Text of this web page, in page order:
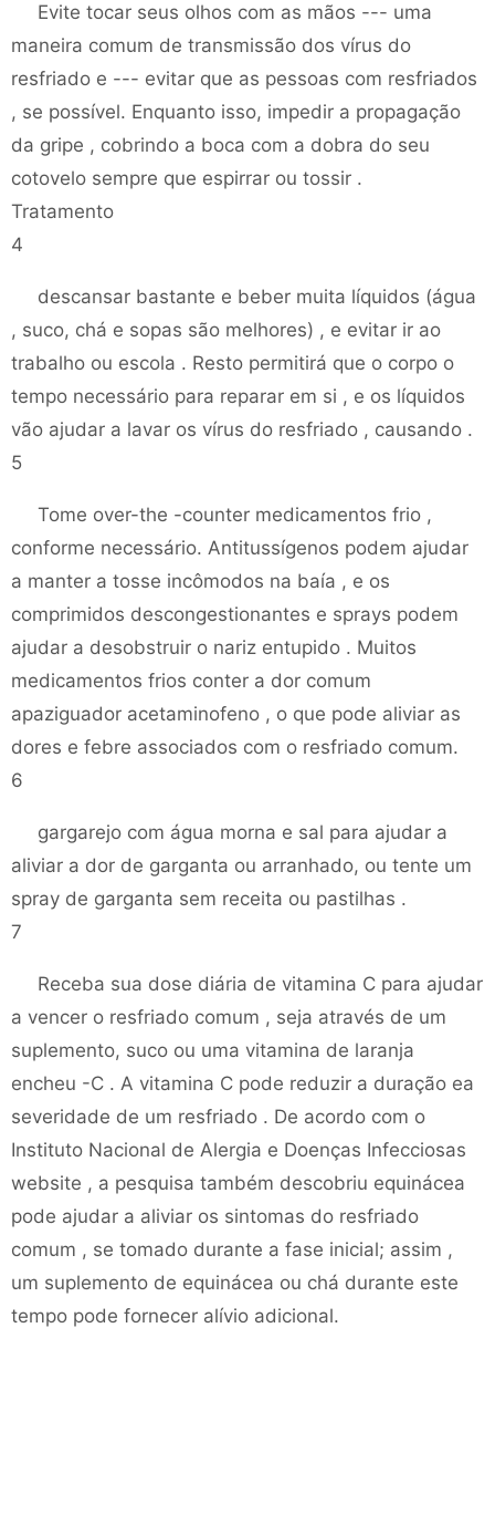
Evite tocar seus olhos com as mãos --- uma
maneira comum de transmissão dos vírus do
resfriado e --- evitar que as pessoas com resfriados
, se possível. Enquanto isso, impedir a propagação
da gripe , cobrindo a boca com a dobra do seu
cotovelo sempre que espirrar ou tossir .
Tratamento
4
descansar bastante e beber muita líquidos (água
, suco, chá e sopas são melhores) , e evitar ir ao
trabalho ou escola . Resto permitirá que o corpo o
tempo necessário para reparar em si , e os líquidos
vão ajudar a lavar os vírus do resfriado , causando .
5
Tome over-the -counter medicamentos frio ,
conforme necessário. Antitussígenos podem ajudar
a manter a tosse incômodos na baía , e os
comprimidos descongestionantes e sprays podem
ajudar a desobstruir o nariz entupido . Muitos
medicamentos frios conter a dor comum
apaziguador acetaminofeno , o que pode aliviar as
dores e febre associados com o resfriado comum.
6
gargarejo com água morna e sal para ajudar a
aliviar a dor de garganta ou arranhado, ou tente um
spray de garganta sem receita ou pastilhas .
7
Receba sua dose diária de vitamina C para ajudar
a vencer o resfriado comum , seja através de um
suplemento, suco ou uma vitamina de laranja
encheu -C . A vitamina C pode reduzir a duração ea
severidade de um resfriado . De acordo com o
Instituto Nacional de Alergia e Doenças Infecciosas
website , a pesquisa também descobriu equinácea
pode ajudar a aliviar os sintomas do resfriado
comum , se tomado durante a fase inicial; assim ,
um suplemento de equinácea ou chá durante este
tempo pode fornecer alívio adicional.